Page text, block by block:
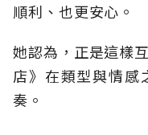
順利、也更安心。
她認為，正是這樣
店》在類型與情感
奏。